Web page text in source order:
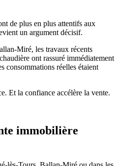
de plus en plus attentifs aux
un argument décisif.
Miré, les travaux récents
ont rassuré immédiatement
consommations réelles étaient
Et la confiance accélère la vente.
immobilière